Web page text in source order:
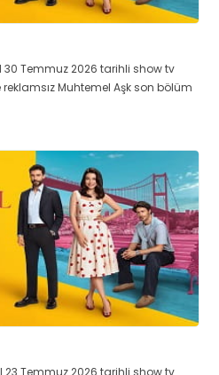
30 Temmuz 2026 tarihli show tv
Muhtemel Aşk son bölüm
23 Temmuz 2026 tarihli show tv